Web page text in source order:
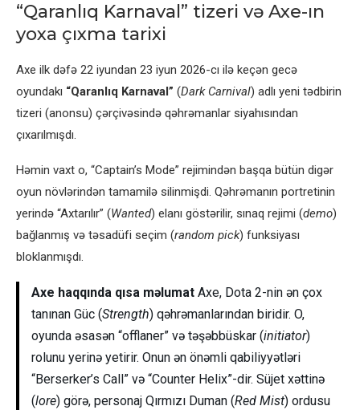
“Qaranlıq Karnaval” tizeri və Axe-ın
yoxa çıxma tarixi
Axe ilk dəfə 22 iyundan 23 iyun 2026-cı ilə keçən gecə
oyundakı “Qaranlıq Karnaval” (Dark Carnival) adlı yeni tədbirin
tizeri (anonsu) çərçivəsində qəhrəmanlar siyahısından
çıxarılmışdı.
Həmin vaxt o, “Captain’s Mode” rejimindən başqa bütün digər
oyun növlərindən tamamilə silinmişdi. Qəhrəmanın portretinin
yerində “Axtarılır” (Wanted) elanı göstərilir, sınaq rejimi (demo)
bağlanmış və təsadüfi seçim (random pick) funksiyası
bloklanmışdı.
Axe haqqında qısa məlumat Axe, Dota 2-nin ən çox
tanınan Güc (Strength) qəhrəmanlarından biridir. O,
oyunda əsasən “offlaner” və təşəbbüskar (initiator)
rolunu yerinə yetirir. Onun ən önəmli qabiliyyətləri
“Berserker’s Call” və “Counter Helix”-dir. Süjet xəttinə
(lore) görə, personaj Qırmızı Duman (Red Mist) ordusu